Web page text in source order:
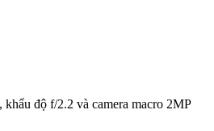
độ f/2.2 và camera macro 2MP